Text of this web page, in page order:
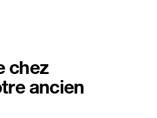
chez
ancien